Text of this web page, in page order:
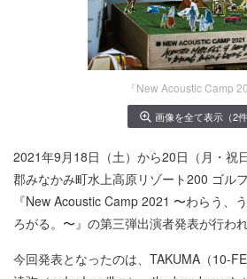
『New Acoustic Camp
画像を全て表示（2件
2021年9月18日（土）から20日（月・祝
郡みなかみ町水上高原リゾート200 ゴル
『New Acoustic Camp 2021 〜わらう、
ろがる。〜』の第三弾出演者発表が行われ
今回発表となったのは、TAKUMA（10-